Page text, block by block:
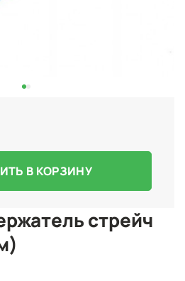
стрейч
В КОРЗИНУ